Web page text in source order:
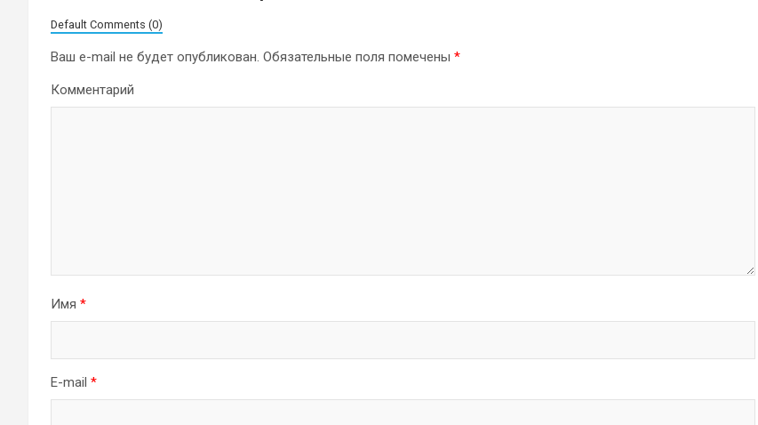
Default Comments (0)
Ваш e-mail не будет опубликован. Обязательные поля помечены *
Комментарий
Имя *
E-mail *